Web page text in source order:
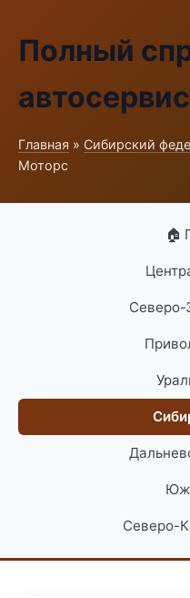
Полный
Главная » Сибирский
Моторс
🏠
Северо-